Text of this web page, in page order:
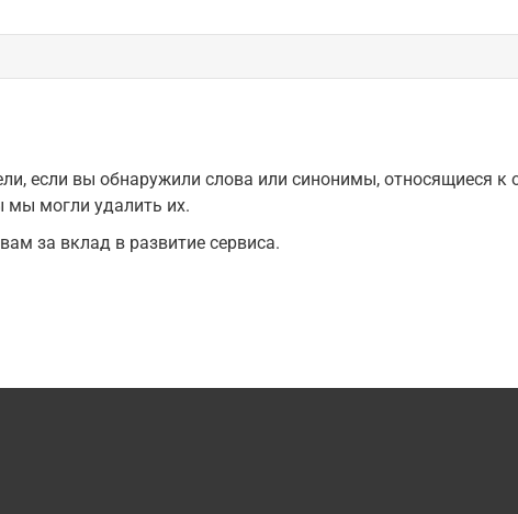
если вы обнаружили слова или синонимы, относящиеся к
мы могли удалить их.
за вклад в развитие сервиса.